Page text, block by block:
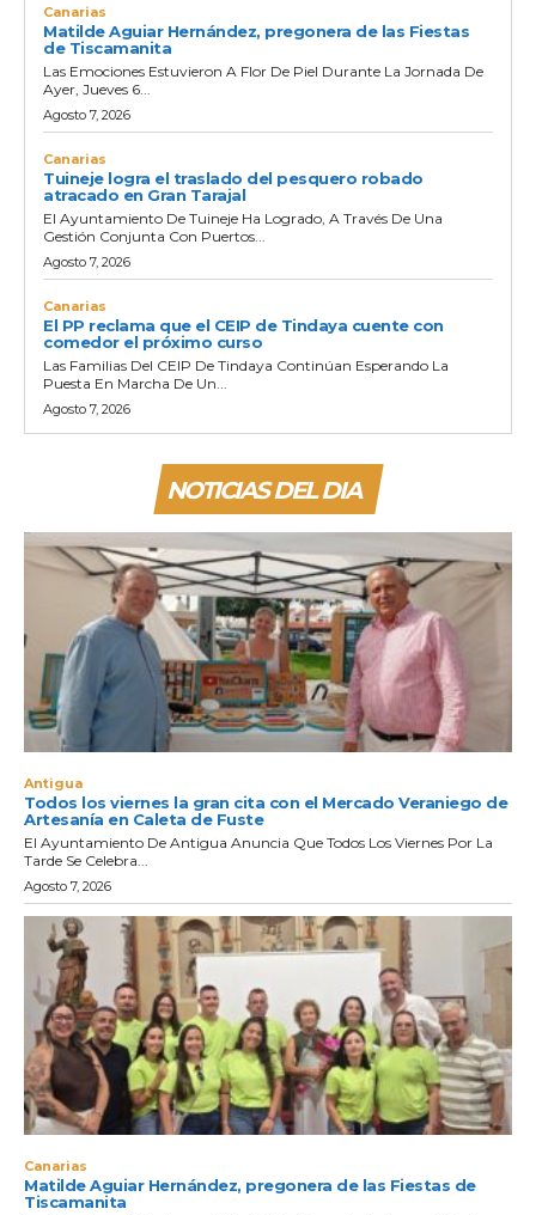
Canarias
Matilde Aguiar Hernández, pregonera de las Fiestas
de Tiscamanita
Las Emociones Estuvieron A Flor De Piel Durante La Jornada De
Ayer, Jueves 6...
Agosto 7, 2026
Canarias
Tuineje logra el traslado del pesquero robado
atracado en Gran Tarajal
El Ayuntamiento De Tuineje Ha Logrado, A Través De Una
Gestión Conjunta Con Puertos...
Agosto 7, 2026
Canarias
El PP reclama que el CEIP de Tindaya cuente con
comedor el próximo curso
Las Familias Del CEIP De Tindaya Continúan Esperando La
Puesta En Marcha De Un...
Agosto 7, 2026
NOTICIAS DEL DIA
Antigua
Todos los viernes la gran cita con el Mercado Veraniego de
Artesanía en Caleta de Fuste
El Ayuntamiento De Antigua Anuncia Que Todos Los Viernes Por La
Tarde Se Celebra...
Agosto 7, 2026
Canarias
Matilde Aguiar Hernández, pregonera de las Fiestas de
Tiscamanita